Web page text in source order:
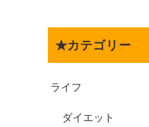
★カテゴリー
ライフ
ダイエット